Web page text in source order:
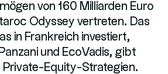
von 160 Milliarden Euro
Odyssey vertreten. Das
in Frankreich investiert,
und EcoVadis, gibt
Private-Equity-Strategien.